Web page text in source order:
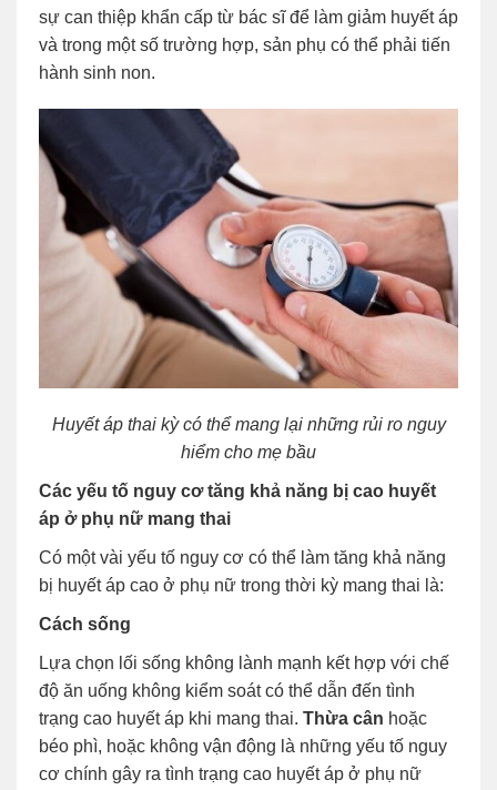
sự can thiệp khẩn cấp từ bác sĩ để làm giảm huyết áp
và trong một số trường hợp, sản phụ có thể phải tiến
hành sinh non.
Huyết áp thai kỳ có thể mang lại những rủi ro nguy
hiểm cho mẹ bầu
Các yếu tố nguy cơ tăng khả năng bị cao huyết
áp ở phụ nữ mang thai
Có một vài yếu tố nguy cơ có thể làm tăng khả năng
bị huyết áp cao ở phụ nữ trong thời kỳ mang thai là:
Cách sống
Lựa chọn lối sống không lành mạnh kết hợp với chế
độ ăn uống không kiểm soát có thể dẫn đến tình
trạng cao huyết áp khi mang thai. Thừa cân hoặc
béo phì, hoặc không vận động là những yếu tố nguy
cơ chính gây ra tình trạng cao huyết áp ở phụ nữ